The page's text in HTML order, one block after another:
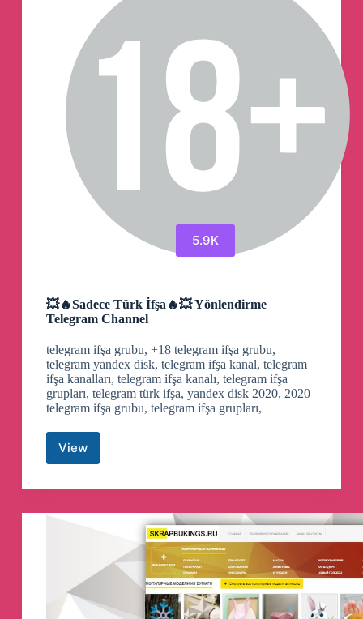
5.9K
💥🔥Sadece Türk İfşa🔥💥 Yönlendirme
Telegram Channel
telegram ifşa grubu, +18 telegram ifşa grubu,
telegram yandex disk, telegram ifşa kanal, telegram
ifşa kanalları, telegram ifşa kanalı, telegram ifşa
grupları, telegram türk ifşa, yandex disk 2020, 2020
telegram ifşa grubu, telegram ifşa grupları,
View
💥
🔥
Sadece
İfşa
Yönlendirme
Telegram
Channel